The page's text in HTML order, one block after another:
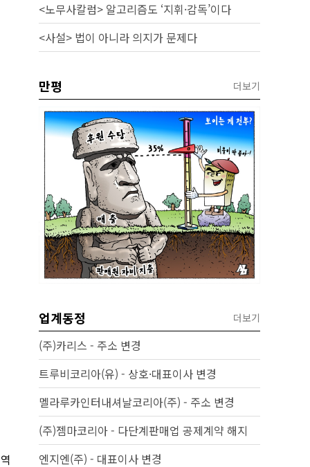
<노무사칼럼> 알고리즘도 ‘지휘·감독’이다
<사설> 법이 아니라 의지가 문제다
만평 더보기
업계동정 더보기
(주)카리스 - 주소 변경
트루비코리아(유) - 상호·대표이사 변경
멜라루카인터내셔날코리아(주) - 주소 변경
(주)젬마코리아 - 다단계판매업 공제계약 해지
엔지엔(주) - 대표이사 변경